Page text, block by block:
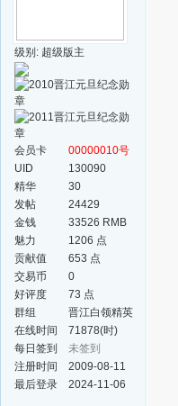
级别: 超级版主
会员卡
00000010号
UID
130090
精华
30
发帖
24429
金钱
33526 RMB
魅力
1206 点
贡献值
653 点
交易币
0
好评度
73 点
群组
晋江白领精英
群
在线时间
71878(时)
每日签到
未签到
注册时间
2009-08-11
最后登录
2024-11-06